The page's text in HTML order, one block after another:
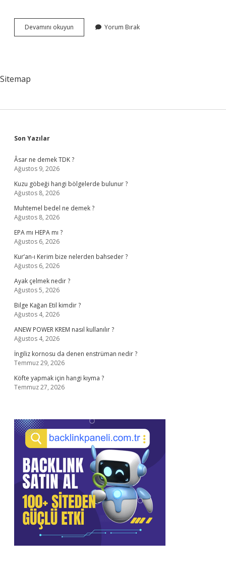
Devamını okuyun
Krom
Yorum Bırak
Sitemap
Sidebar
Son Yazılar
Âsar ne demek TDK ?
Ağustos 9, 2026
Kuzu göbeği hangi bölgelerde bulunur ?
Ağustos 8, 2026
Muhtemel bedel ne demek ?
Ağustos 8, 2026
EPA mı HEPA mı ?
Ağustos 6, 2026
Kur’an-ı Kerim bize nelerden bahseder ?
Ağustos 6, 2026
Ayak çelmek nedir ?
Ağustos 5, 2026
Bilge Kağan Etil kimdir ?
Ağustos 4, 2026
ANEW POWER KREM nasıl kullanılır ?
Ağustos 4, 2026
İngiliz kornosu da denen enstrüman nedir ?
Temmuz 29, 2026
Köfte yapmak için hangi kıyma ?
Temmuz 27, 2026